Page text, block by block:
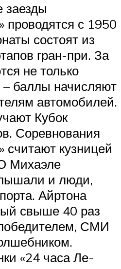
заезды
с 1950
состоят из
гран-при. За
не только
– баллы начисляют
автомобилей.
Кубок
Соревнования
кузницей
Михаэле
и люди,
Айртона
свыше 40 раз
СМИ
«24 часа Ле-